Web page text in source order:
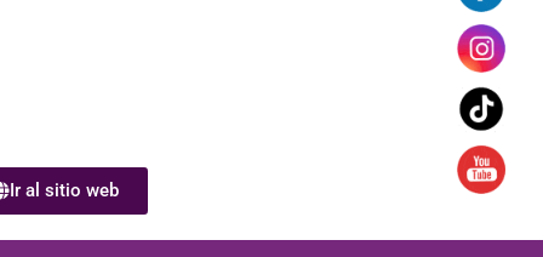
Ir al sitio web